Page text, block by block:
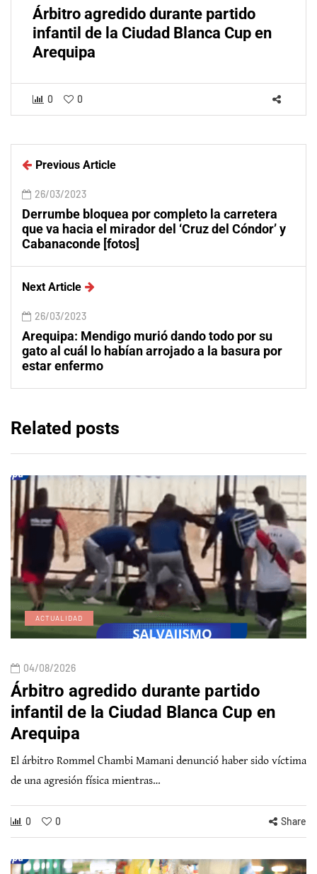
Árbitro agredido durante partido
infantil de la Ciudad Blanca Cup en
Arequipa
0 0
Previous Article
26/03/2023
Derrumbe bloquea por completo la carretera
que va hacia el mirador del ‘Cruz del Cóndor’ y
Cabanaconde [fotos]
Next Article
26/03/2023
Arequipa: Mendigo murió dando todo por su
gato al cuál lo habían arrojado a la basura por
estar enfermo
Related posts
ACTUALIDAD
04/08/2026
Árbitro agredido durante partido
infantil de la Ciudad Blanca Cup en
Arequipa
El árbitro Rommel Chambi Mamani denunció haber sido víctima
de una agresión física mientras…
0 0 Share